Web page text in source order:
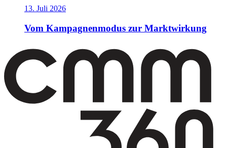
13. Juli 2026
Vom Kampagnenmodus zur Marktwirkung